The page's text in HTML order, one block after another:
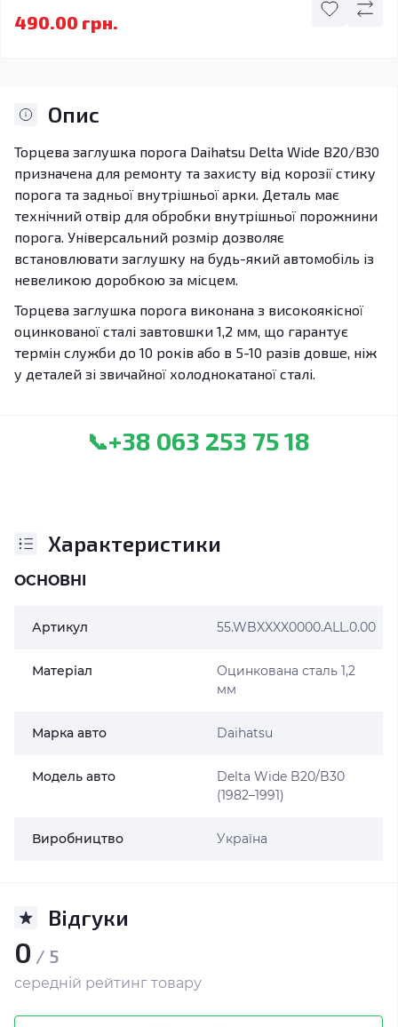
490.00 грн.
Опис
Торцева заглушка порога Daihatsu Delta Wide B20/B30
призначена для ремонту та захисту від корозії стику
порога та задньої внутрішньої арки. Деталь має
технічний отвір для обробки внутрішньої порожнини
порога. Універсальний розмір дозволяє
встановлювати заглушку на будь-який автомобіль із
невеликою доробкою за місцем.
Торцева заглушка порога виконана з високоякісної
оцинкованої сталі завтовшки 1,2 мм, що гарантує
термін служби до 10 років або в 5-10 разів довше, ніж
у деталей зі звичайної холоднокатаної сталі.
📞+38 063 253 75 18
Характеристики
ОСНОВНІ
Артикул 55.WBXXXX0000.ALL.0.00
Матеріал
Оцинкована сталь 1,2
мм
Марка авто Daihatsu
Модель авто
Delta Wide B20/B30
(1982–1991)
Виробництво Україна
Відгуки
0 / 5
середній рейтинг товару